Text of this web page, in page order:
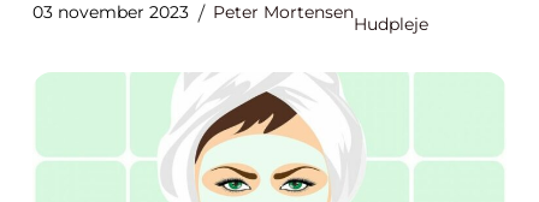
03 november 2023 Peter Mortensen
Hudpleje